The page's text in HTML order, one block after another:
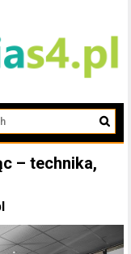
– technika,